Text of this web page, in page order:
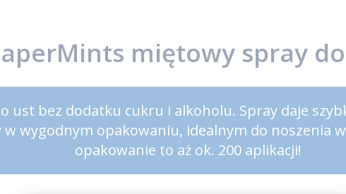
gallery
miętowy spray
ust bez dodatku cukru i alkoholu. Spray daje
w wygodnym opakowaniu, idealnym do noszenia
opakowanie to aż ok. 200 aplikacji!